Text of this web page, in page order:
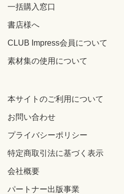
一括購入窓口
書店様へ
CLUB Impress会員について
素材集の使用について
本サイトのご利用について
お問い合わせ
プライバシーポリシー
特定商取引法に基づく表示
会社概要
パートナー出版事業